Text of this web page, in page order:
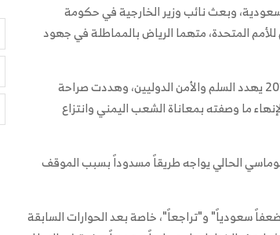
وبعث نائب وزير الخارجية في حكومة
المتحدة، متهما الرياض بالمماطلة في جهود
وزعمت الجماعة عبر وسائل إعلامها أن "استمرار الحصار" منذ مارس 2015 يهدد السلم والأمن الدوليين، وهددت صراحة
ما وصفته بمعاناة الشعب اليمني وانتزاع
الحالي يواجه طريقاً مسدوداً بسبب الموقف
سعودياً" و"تراجعاً"، خاصة بعد الحوارات السابقة